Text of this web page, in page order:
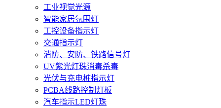
工业视觉光源
智能家居氛围灯
工控设备指示灯
交通指示灯
消防、安防、铁路信号灯
UV紫光灯珠消毒杀毒
光伏与充电桩指示灯
PCBA线路控制灯板
汽车指示LED灯珠